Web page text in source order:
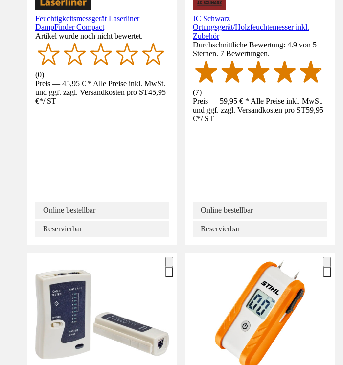
Feuchtigkeitsmessgerät Laserliner
DampFinder Compact
Artikel wurde noch nicht bewertet.
(0)
Preis — 45,95 € * Alle Preise inkl. MwSt.
und ggf. zzgl. Versandkosten pro ST45,95
€*/ ST
Online bestellbar
Reservierbar
JC Schwarz
Ortungsgerät/Holzfeuchtemesser inkl.
Zubehör
Durchschnittliche Bewertung: 4.9 von 5
Sternen. 7 Bewertungen.
(7)
Preis — 59,95 € * Alle Preise inkl. MwSt.
und ggf. zzgl. Versandkosten pro ST59,95
€*/ ST
Online bestellbar
Reservierbar